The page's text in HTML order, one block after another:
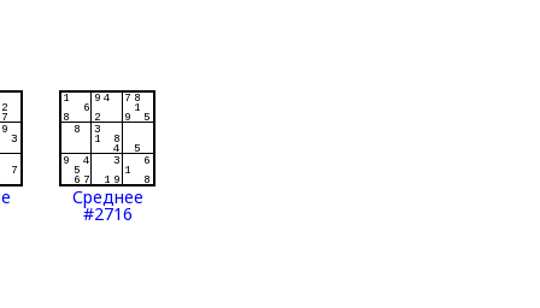
Среднее
#2716